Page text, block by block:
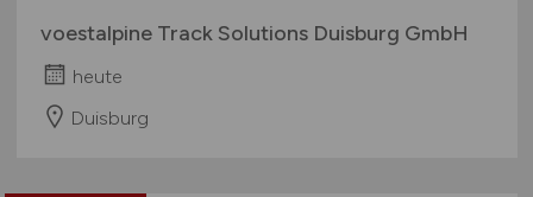
voestalpine Track Solutions Duisburg GmbH
heute
Duisburg